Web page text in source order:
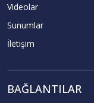
Videolar
Sunumlar
İletişim
BAĞLANTILAR